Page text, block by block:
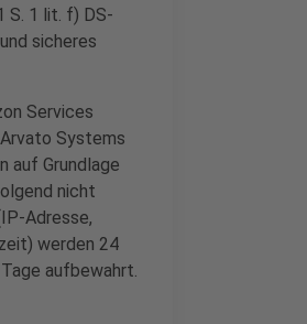
S. 1 lit. f) DS-
sicheres
Services
Arvato Systems
auf Grundlage
nicht
Adresse,
werden 24
aufbewahrt.